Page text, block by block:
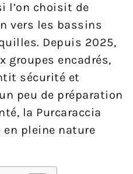
l’on choisit de
vers les bassins
Depuis 2025,
groupes encadrés,
sécurité et
peu de préparation
la Purcaraccia
en pleine nature